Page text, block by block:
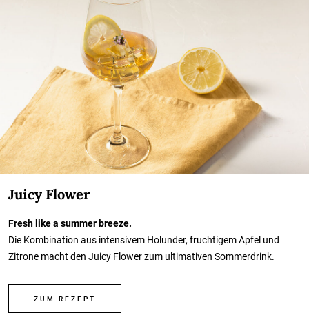
Juicy Flower
Fresh like a summer breeze.
Die Kombination aus intensivem Holunder, fruchtigem Apfel und
Zitrone macht den Juicy Flower zum ultimativen Sommerdrink.
ZUM REZEPT